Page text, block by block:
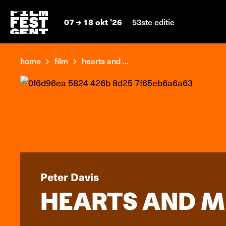
07 18 okt '26 53ste editie
home film hearts and ...
Peter Davis
HEARTS AND